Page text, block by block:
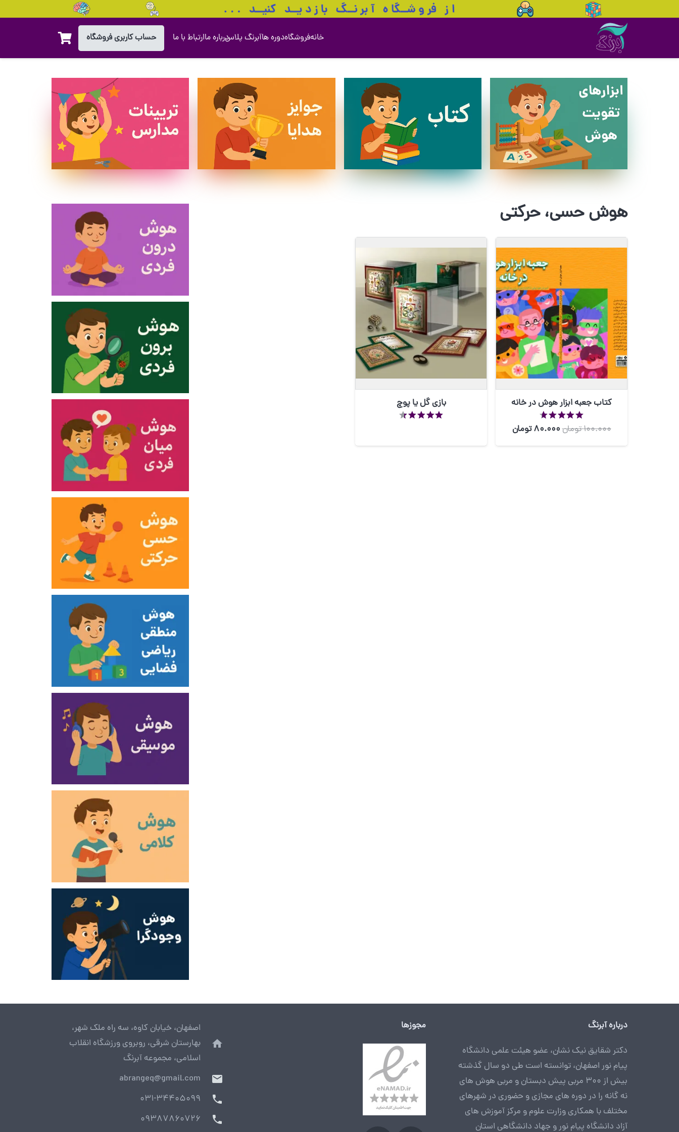
خانهفروشگاهدوره هاآبرنگ پلاسدرباره ماارتباط با ما حساب کاربری فروشگاه
هوش حسی، حرکتی
کتاب جعبه ابزار هوش در خانه
100.000تومان80.000 تومان
بازی گل یا پوچ
درباره آبرنگ
دکتر شقایق نیک نشان، عضو هیئت علمی دانشگاه
پیام نور اصفهان، توانسته است طی دو سال گذشته
بیش از 300 مربی پیش دبستان و مربی هوش های
نه گانه را در دوره های مجازی و حضوری در شهرهای
مختلف با همکاری وزارت علوم و مرکز آموزش های
آزاد دانشگاه پیام نور و جهاد دانشگاهی استان
مجوزها
home
اصفهان، خیابان کاوه، سه راه ملک شهر،
بهارستان شرقی، روبروی ورزشگاه انقلاب
اسلامی، مجموعه آبرنگ
mail
abrangeq@gmail.com
phone
031-34405099
phone
09387860726